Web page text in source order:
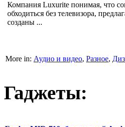
Компания Luxurite понимая, что
обходиться без телевизора,
созданы ...
More in: Аудио и видео, Разное,
Гаджеты: